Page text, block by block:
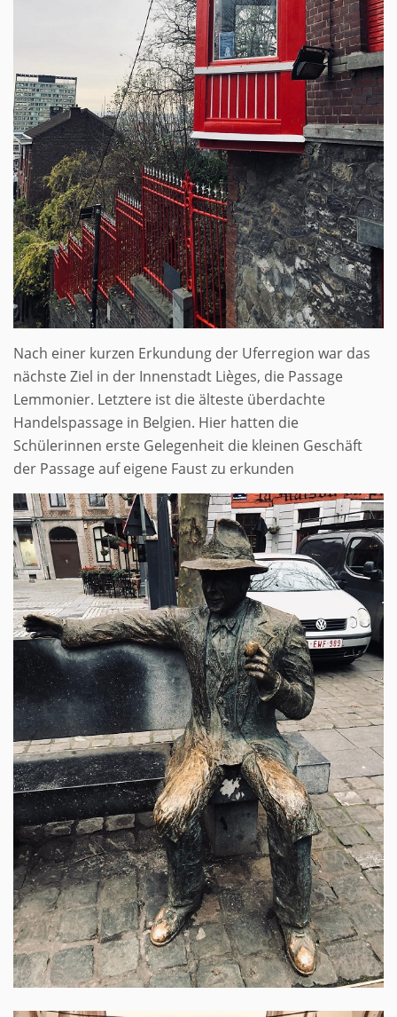
Nach einer kurzen Erkundung der Uferregion war das
nächste Ziel in der Innenstadt Lièges, die Passage
Lemmonier. Letztere ist die älteste überdachte
Handelspassage in Belgien. Hier hatten die
Schülerinnen erste Gelegenheit die kleinen Geschäft
der Passage auf eigene Faust zu erkunden